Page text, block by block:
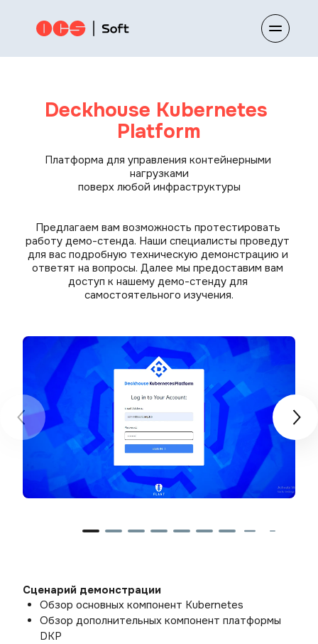
Deckhouse Kubernetes
Platform
Платформа для управления контейнерными
нагрузками
поверх любой инфраструктуры
Предлагаем вам возможность протестировать
работу демо-стенда. Наши специалисты проведут
для вас подробную техническую демонстрацию и
ответят на вопросы. Далее мы предоставим вам
доступ к нашему демо-стенду для
самостоятельного изучения.
Сценарий демонстрации
Обзор основных компонент Kubernetes
Обзор дополнительных компонент платформы
DKP